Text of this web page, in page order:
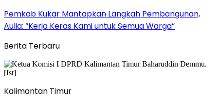
Pemkab Kukar Mantapkan Langkah Pembangunan,
Aulia: “Kerja Keras Kami untuk Semua Warga”
Berita Terbaru
Kalimantan Timur